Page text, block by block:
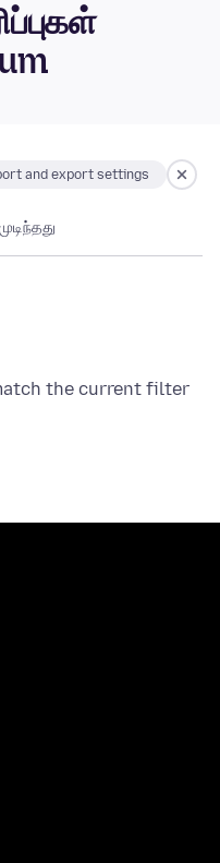
and export settings
முடிந்தது
the current filter